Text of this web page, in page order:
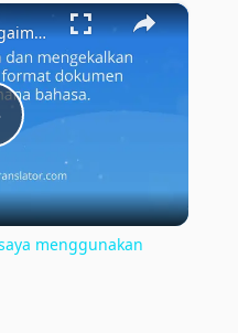
Fullscreen ×
Doc Translator: Bagaimana saya menggunakan penterjemah dokumen?
menggunakan